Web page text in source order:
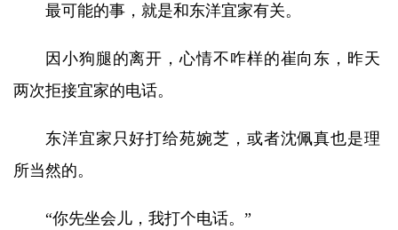
最可能的事，就是和东洋宜家有关。
因小狗腿的离开，心情不咋样的崔向东，昨天
两次拒接宜家的电话。
东洋宜家只好打给苑婉芝，或者沈佩真也是理
所当然的。
“你先坐会儿，我打个电话。”